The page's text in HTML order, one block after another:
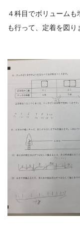
４科目でボリューム
も行って、定着を図り